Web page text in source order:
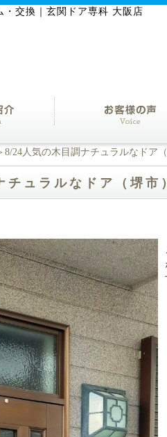
・交換｜玄関ドア専科 大阪店
8/24人気の木目調ナチュラルなドア（
ュラルなドア（堺市